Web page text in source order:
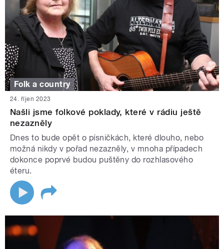
Folk a country
24. říjen 2023
Našli jsme folkové poklady, které v rádiu ještě
nezazněly
Dnes to bude opět o písničkách, které dlouho, nebo
možná nikdy v pořad nezazněly, v mnoha případech
dokonce poprvé budou puštěny do rozhlasového
éteru.